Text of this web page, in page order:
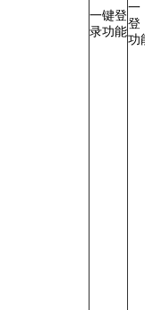
一键登
录功能
功